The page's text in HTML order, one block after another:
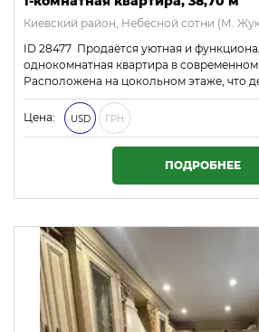
Киевский район, Небесной сотни (М.
ID 28477 Продаётся уютная и
однокомнатная квартира в
Расположена на цокольном этаже, что
Цена: USD ГРН
ПОДРОБНЕЕ